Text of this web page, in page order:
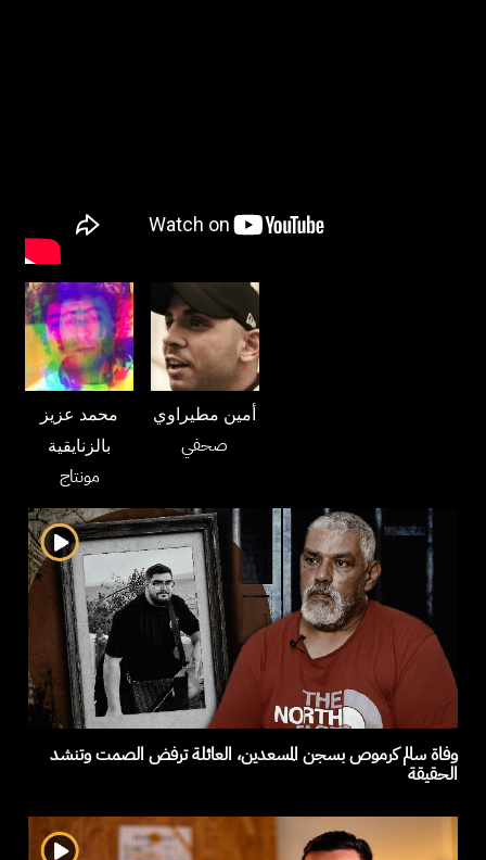
محمد عزيز
بالزنايقية
مونتاج
أمين مطيراوي
صحفي
وفاة سالم كرموص بسجن المسعدين، العائلة ترفض الصمت وتنشد
الحقيقة